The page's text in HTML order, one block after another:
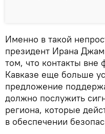
Именно в такой
президент Ирана
том, что контакты
Кавказе еще больше
предложение
должно послужить
региона, которые
в обеспечении